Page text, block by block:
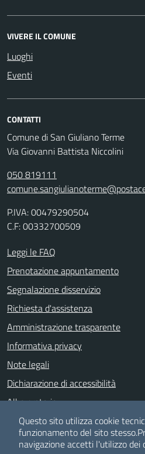
VIVERE IL COMUNE
Luoghi
Eventi
CONTATTI
Comune di San Giuliano Terme
Via Giovanni Battista Niccolini
050 819111
P.IVA: 00479290504
C.F: 00332700509
Leggi le FAQ
Prenotazione appuntamento
Segnalazione disservizio
Richiesta d'assistenza
Amministrazione trasparente
Informativa privacy
Note legali
Dichiarazione di accessibilità
Albo pretorio
Meccanismo di feedback
Questo sito utilizza cookie
funzionamento del sito stesso.
navigazione accetti l'utilizzo dei